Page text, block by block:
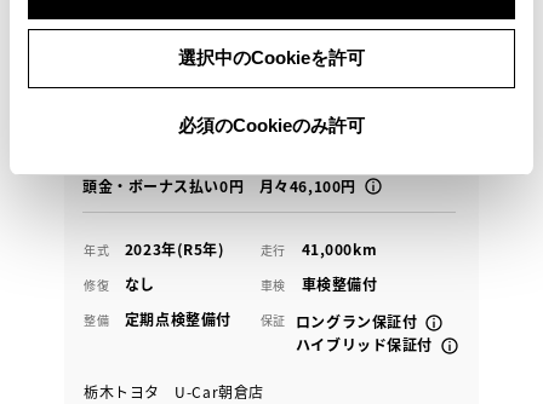
選択中のCookieを許可
必須のCookieのみ許可
276 万円
車両価格 265万円 諸費用 11万円
※ 価格は展示店にて8月登録の場合 ※ 消費税10％込み
頭金・ボーナス払い0円 月々46,100円
年式 2023年(R5年) 走行 41,000km
修復 なし 車検 車検整備付
整備 定期点検整備付 保証
ロングラン保証付
ハイブリッド保証付
栃木トヨタ U-Car朝倉店